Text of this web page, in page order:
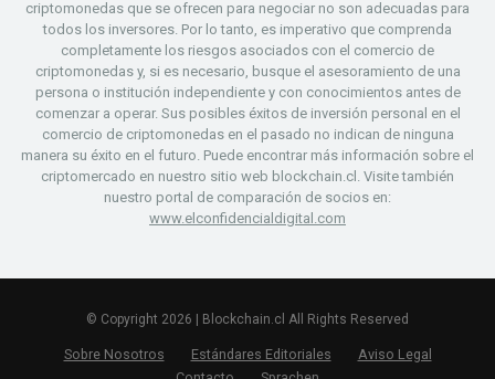
criptomonedas que se ofrecen para negociar no son adecuadas para
todos los inversores. Por lo tanto, es imperativo que comprenda
completamente los riesgos asociados con el comercio de
criptomonedas y, si es necesario, busque el asesoramiento de una
persona o institución independiente y con conocimientos antes de
comenzar a operar. Sus posibles éxitos de inversión personal en el
comercio de criptomonedas en el pasado no indican de ninguna
manera su éxito en el futuro. Puede encontrar más información sobre el
criptomercado en nuestro sitio web blockchain.cl. Visite también
nuestro portal de comparación de socios en:
www.elconfidencialdigital.com
© Copyright 2026 | Blockchain.cl All Rights Reserved
Sobre Nosotros Estándares Editoriales
Aviso Legal